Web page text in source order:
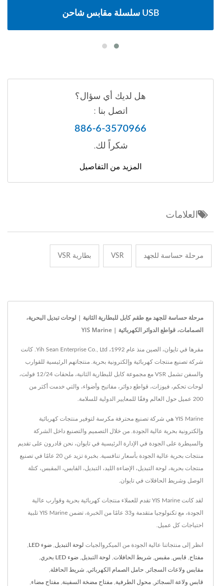
سلسلة مقابس شاحن USB
هل لديك أي سؤال؟
اتصل بنا :
886-6-3570966
شكراً لك.
المزيد من التفاصيل
العلامات
مرحلة حساسة للجهد VSR بطارية VSR
مرحلة حساسة للجهد مع طقم كابل للبطارية الثانية | لوحات تبديل البحرية،
الصمامات، قواطع الدوائر الكهربائية | YIS Marine
مقرها في تايوان، الصين منذ عام 1992، Yih Sean Enterprise Co., Ltd. كانت
شركة تصنيع منتجات كهربائية وإلكترونية بحرية. منتجاتهم الرئيسية للقوارب
والسفن تشمل VSR مع مجموعة كابل للبطارية الثانية، ملحقات 12/24 فولت،
لوحات تحكم، فيوزات، قواطع دوائر، مفاتيح وأضواء، والتي خدمت أكثر من
200 عميل حول العالم وفقًا للمعايير الدولية للسلامة.
YIS Marine هي شركة تصنيع محترفة مكرسة لتوفير منتجات كهربائية
وإلكترونية بحرية عالية الجودة. من خلال التصميم والتصنيع داخل الشركة
والسيطرة على الجودة في الإدارة الرئيسية في تايوان، نحن قادرون على تقديم
منتجات بحرية عالية الجودة بأسعار تنافسية. بخبرة تزيد عن 20 عامًا في تصنيع
منتجات بحرية، لوحة التبديل، الإضاءة الليد، التبديل، القابس، المقبس، كتلة
الوصل وشريط الحافلات في تايوان.
لقد كانت YIS Marine تقدم للعملاء منتجات كهربائية بحرية وقوارب عالية
الجودة، مع تكنولوجيا متقدمة و33 عامًا من الخبرة، تضمن YIS Marine تلبية
احتياجات كل عميل.
انظر إلى منتجاتنا عالية الجودة من الميكروالجيات لوحة التبديل ضوء LED
مفتاح قابس مقبس شريط الحافلات لوحة التبديل ضوء LED بحري
مقابس ولاعات السجائر حامل الصمام الكهربائي شريط الحافلة
قابس ولاعة السجائر محول الطرفية مفتاح مضخة السفينة مفتاح مضاء